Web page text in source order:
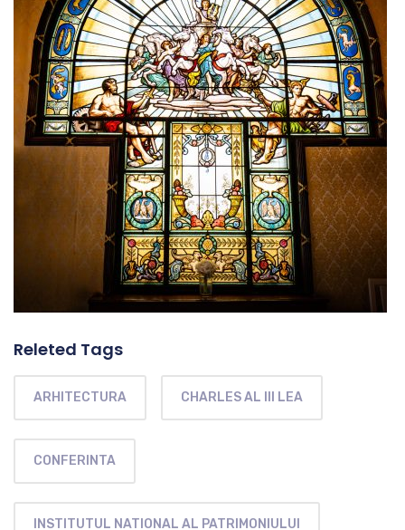
Releted Tags
ARHITECTURA CHARLES AL III LEA
CONFERINTA
INSTITUTUL NATIONAL AL PATRIMONIULUI